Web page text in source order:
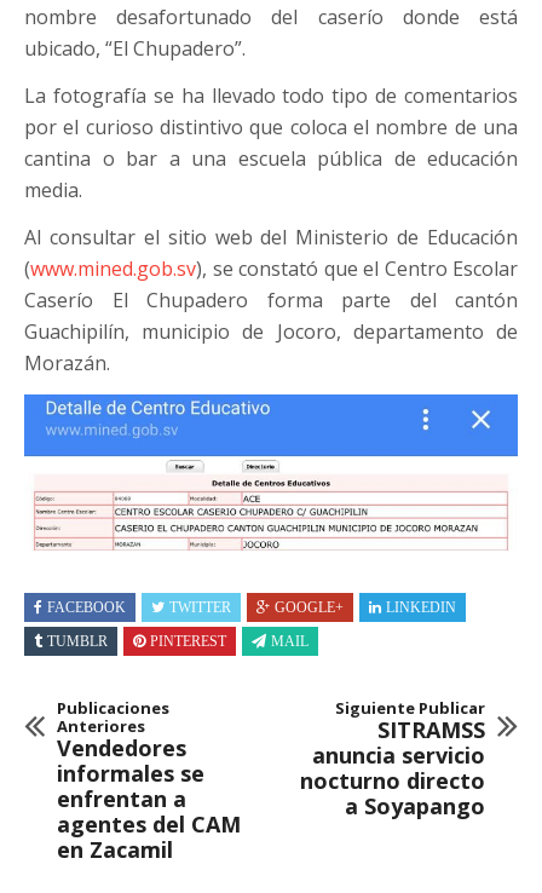
nombre desafortunado del caserío donde está
ubicado, “El Chupadero”.
La fotografía se ha llevado todo tipo de comentarios
por el curioso distintivo que coloca el nombre de una
cantina o bar a una escuela pública de educación
media.
Al consultar el sitio web del Ministerio de Educación
(www.mined.gob.sv), se constató que el Centro Escolar
Caserío El Chupadero forma parte del cantón
Guachipilín, municipio de Jocoro, departamento de
Morazán.
FACEBOOK TWITTER GOOGLE+
LINKEDIN
TUMBLR
PINTEREST MAIL
Publicaciones
Anteriores
Vendedores
informales se
enfrentan a
agentes del CAM
en Zacamil
Siguiente Publicar
SITRAMSS
anuncia servicio
nocturno directo
a Soyapango